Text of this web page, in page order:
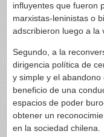
influyentes que fueron
marxistas-leninistas o
adscribieron luego a la
Segundo, a la
dirigencia política de
y simple y el
beneficio de una
espacios de poder
obtener un
en la sociedad chilena.